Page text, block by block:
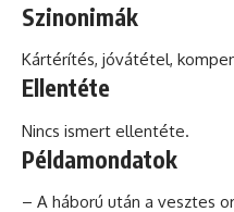
Szinonimák
Kártérítés, jóvátétel,
Ellentéte
Nincs ismert ellentéte.
Példamondatok
– A háború után a vesztes